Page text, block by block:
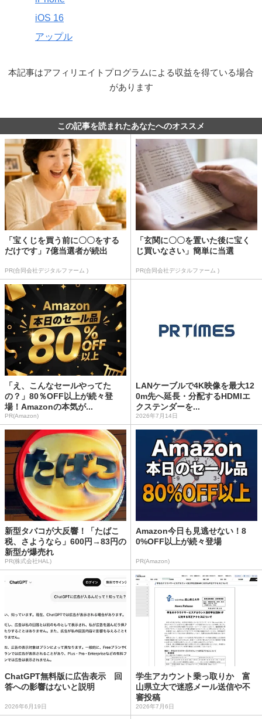
iOS 16
アップル
本記事はアフィリエイトプログラムによる収益を得ている場合
があります
この記事を読まれたあなたへのオススメ
「宝くじを買う前に〇〇をする
だけです」7億当選者が続出
PR(合同会社デジタルファーム )
「玄関に〇〇を置いた後に宝く
じ買いなさい」簡単に当選
PR(合同会社デジタルファーム )
「え、こんなセールやってた
の？」80％OFF以上が続々登
場！Amazonの本気が...
PR(Amazon)
LANケーブルで4K映像を最大12
0m先へ延長・分配するHDMIエ
クステンダーを...
2026年7月14日
新型タバコが大反響！「たばこ
税、さようなら」600円→83円の
新型が爆売れ
PR(株式会社HAL)
Amazon今日も見逃せない！8
0%OFF以上が続々登場
PR(Amazon)
ChatGPT無料版に広告表示 回
答への影響はないと説明
2026年6月19日
学生アカウント乗っ取りか 富
山県立大で迷惑メール送信や不
審投稿
2026年7月6日